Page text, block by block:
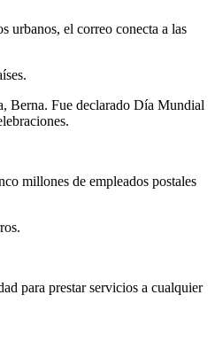
urbanos, el correo conecta a las
Berna. Fue declarado Día Mundial
millones de empleados postales
para prestar servicios a cualquier